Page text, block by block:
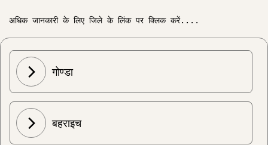
अधिक जानकारी के लिए जिले के लिंक पर क्लिक करें....
गोण्डा
बहराइच